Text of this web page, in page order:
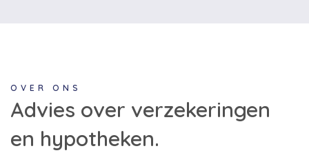
OVER ONS
Advies over verzekeringen
en hypotheken.